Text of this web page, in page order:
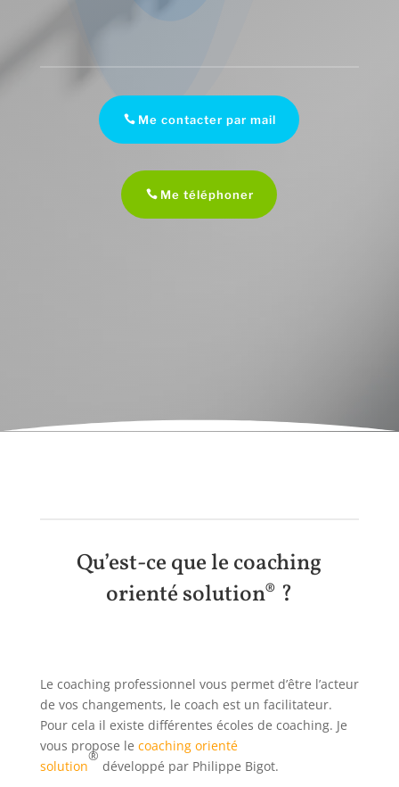
Me contacter par mail
Me téléphoner
Qu’est-ce que le coaching
orienté solution® ?
Le coaching professionnel vous permet d’être l’acteur
de vos changements, le coach est un facilitateur.
Pour cela il existe différentes écoles de coaching. Je
vous propose le coaching orienté
solution
®
développé par Philippe Bigot.